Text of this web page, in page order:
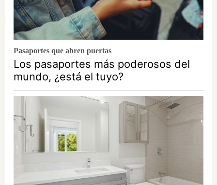
Pasaportes que abren puertas
Los pasaportes más poderosos del
mundo, ¿está el tuyo?